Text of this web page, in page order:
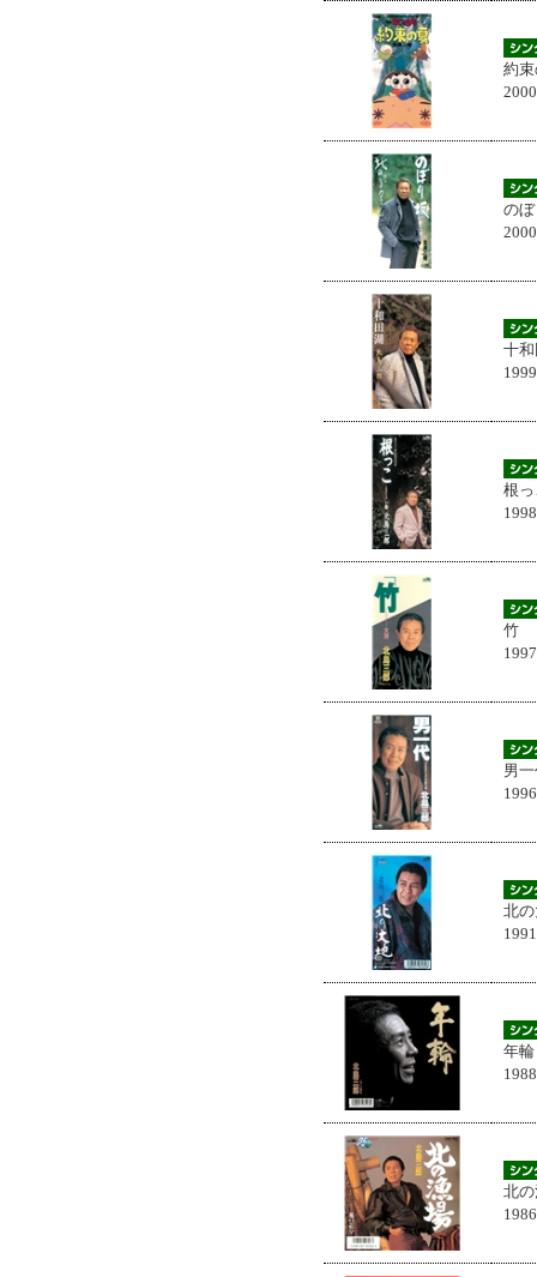
約
の
十
根
竹
男
北
年輪
北